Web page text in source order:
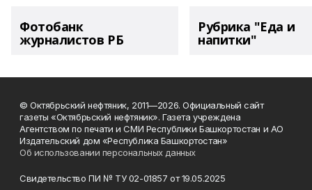
Фотобанк
журналистов РБ
Рубрика "Еда и
напитки"
© Октябрьский нефтяник, 2011—2026. Официальный сайт
газеты «Октябрьский нефтяник». Газета учреждена
Агентством по печати и СМИ Республики Башкортостан и АО
Издательский дом «Республика Башкортостан»
Об использовании персональных данных
Свидетельство ПИ № ТУ 02-01857 от 19.05.2025